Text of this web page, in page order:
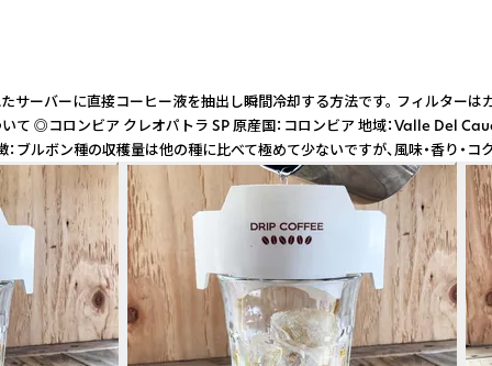
ーに直接コーヒー液を抽出し瞬間冷却する方法です。 フィルタ
◎コロンビア クレオパトラ SP 原産国：コロンビア 地域：Valle
ン種の収穫量は他の種に比べて極めて少ないですが、風味・香